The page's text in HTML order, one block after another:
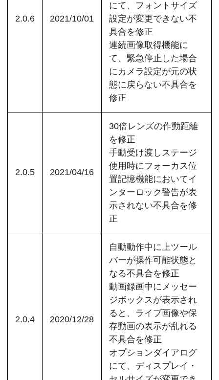
2.0.6 2021/10/01
にて、フォントサイズ
設定が変更できない不
具合を修正
連続画像取得機能に
て、緊急停止した場合
にカメラ設定が元の状
態に戻らない不具合を
修正
2.0.5 2021/04/16
30倍レンズの作動距離
を修正
手動受け渡しステージ
使用時にフォーカス位
置記憶機能においてイ
ンターロック警告が表
示されない不具合を修
正
2.0.4 2020/12/28
自動動作中に上ツール
バーが操作可能状態と
なる不具合を修正
動画録画中にメッセー
ジボックスが表示され
ると、ライブ画像や保
存動画の表示が乱れる
不具合を修正
オプションダイアログ
にて、ディスプレイ・